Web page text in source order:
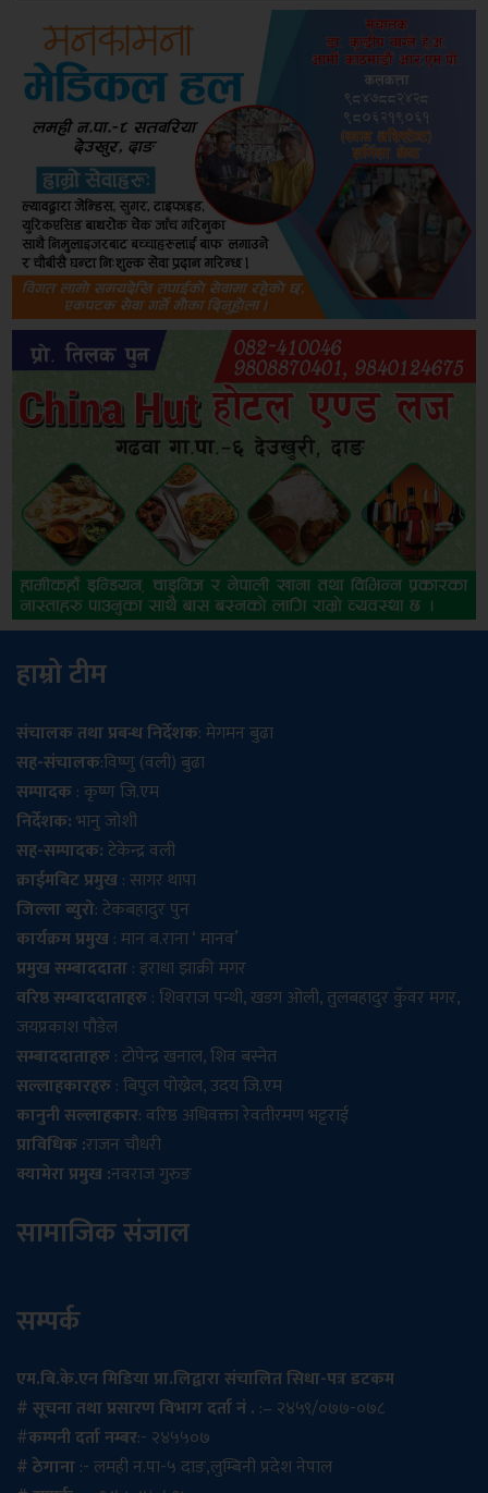
हाम्रो टीम
संचालक तथा प्रबन्ध निर्देशक: मेगमन बुढा
सह-संचालक:विष्णु (वली) बुढा
सम्पादक: कृष्ण जि.एम
निर्देशक:भानु जोशी
सह-सम्पादक:टेकेन्द्र वली
क्राईमबिट प्रमुख: सागर थापा
जिल्ला ब्युरो: टेकबहादुर पुन
कार्यक्रम प्रमुख: मान ब.राना ‘ मानव’
प्रमुख सम्बाददाता: इराधा झाक्री मगर
वरिष्ठ सम्बाददाताहरु: शिवराज पन्थी, खडग ओली, तुलबहादुर कुँवर मगर,
जयप्रकाश पौडेल
सम्बाददाताहरु: टोपेन्द्र खनाल, शिव बस्नेत
सल्लाहकारहरु: बिपुल पोख्रेल, उदय जि.एम
कानुनी सल्लाहकार: वरिष्ठ अधिवक्ता रेवतीरमण भट्टराई
प्राविधिक :राजन चौधरी
क्यामेरा प्रमुख :नवराज गुरुङ
सामाजिक संजाल
सम्पर्क
एम.बि.के.एन मिडिया प्रा.लिद्वारा संचालित सिधा-पत्र डटकम
# सूचना तथा प्रसारण विभाग दर्ता नं . :– २४५९/०७७-०७८
#कम्पनी दर्ता नम्बर:- २४५५०७
# ठेगाना:- लमही न.पा-५ दाङ,लुम्बिनी प्रदेश नेपाल